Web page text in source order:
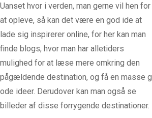
Uanset hvor i verden, man gerne vil hen for
at opleve, så kan det være en god ide at
lade sig inspirerer online, for her kan man
finde blogs, hvor man har alletiders
mulighed for at læse mere omkring den
pågældende destination, og få en masse g
ode ideer. Derudover kan man også se
billeder af disse forrygende destinationer.